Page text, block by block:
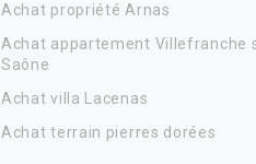
Achat propriété Arnas
Achat appartement Villefranche
Saône
Achat villa Lacenas
Achat terrain pierres dorées